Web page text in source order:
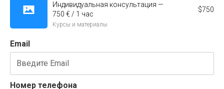
Индивидуальная консультация —
750 € / 1 час
Курсы и материалы
$750
Email
Номер телефона